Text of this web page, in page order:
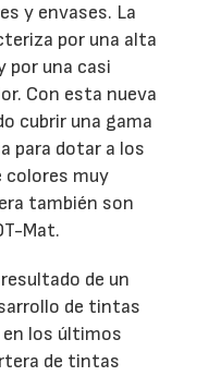
y envases. La
por una alta
por una casi
Con esta nueva
cubrir una gama
para dotar a los
colores muy
también son
Mat.
de un
de tintas
en los últimos
de tintas